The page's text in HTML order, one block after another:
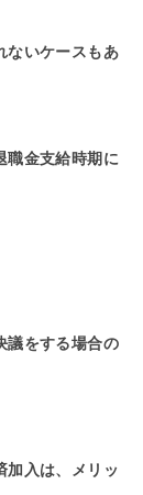
ないケースもあ
職金支給時期に
議をする場合の
加入は、メリッ